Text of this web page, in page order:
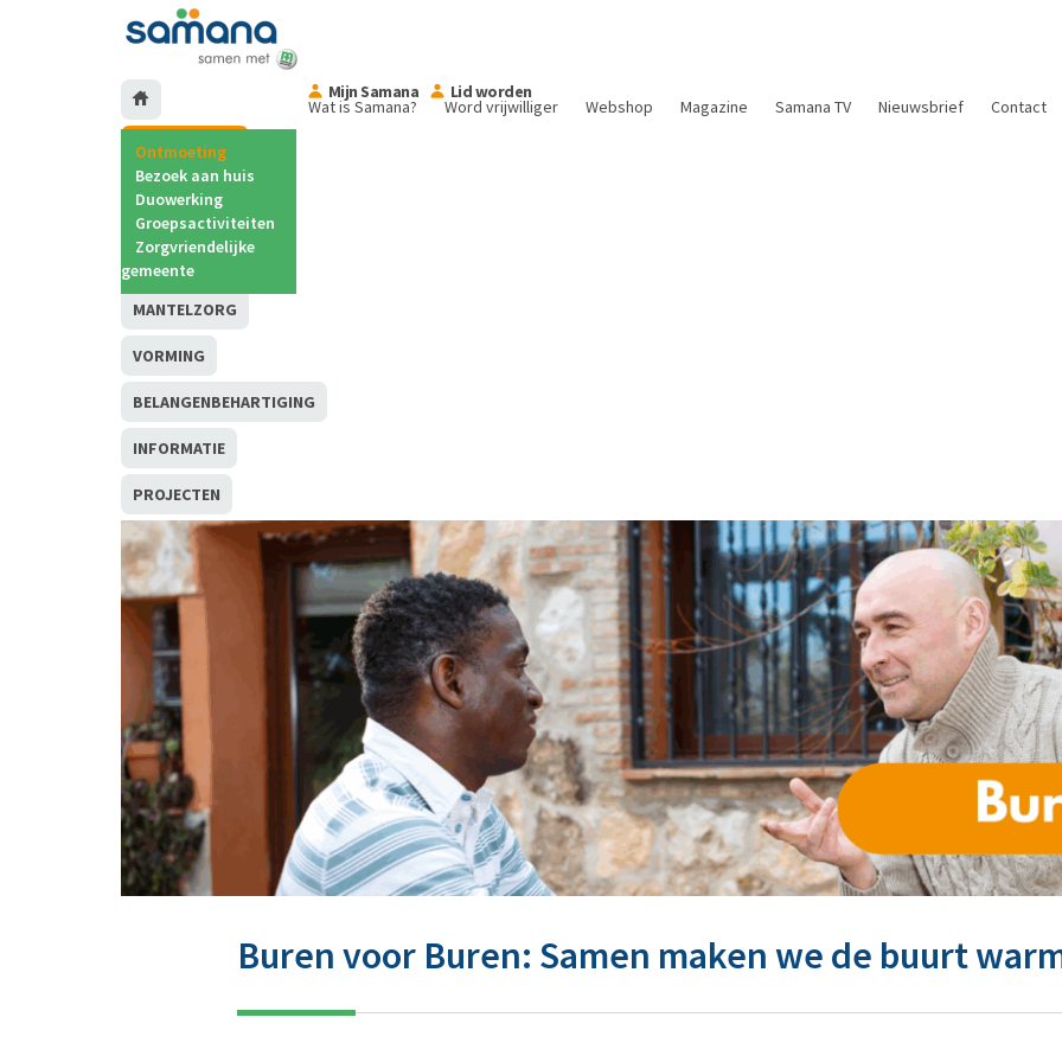
Wat is Samana? Word vrijwilliger Webshop Magazine Samana TV Nieuwsbrief
Contact
ONTMOETING
Ontmoeting
Bezoek aan huis
Duowerking
Groepsactiviteiten
Zorgvriendelijke
gemeente
ZORGELOZE
VAKANTIES
MANTELZORG
VORMING
BELANGENBEHARTIGING
INFORMATIE
PROJECTEN
Mijn Samana Lid worden
Buren voor Buren: Samen maken we de buurt